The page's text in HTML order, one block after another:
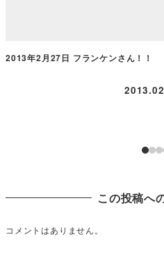
2013年2月27日 フランケンさん！！
この投稿へ
コメントはありません。